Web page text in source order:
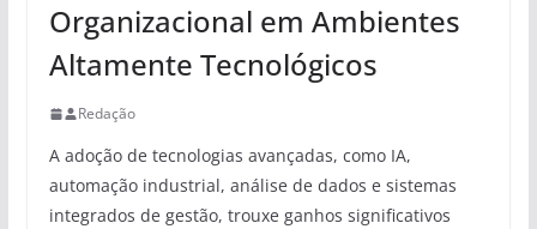
Organizacional em Ambientes
Altamente Tecnológicos
Redação
A adoção de tecnologias avançadas, como IA,
automação industrial, análise de dados e sistemas
integrados de gestão, trouxe ganhos significativos